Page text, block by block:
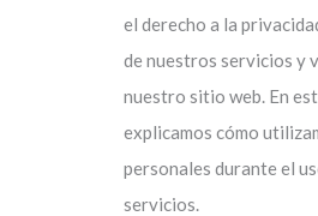
el derecho a la
de nuestros servicios y
nuestro sitio web. En
explicamos cómo
personales durante el
servicios.